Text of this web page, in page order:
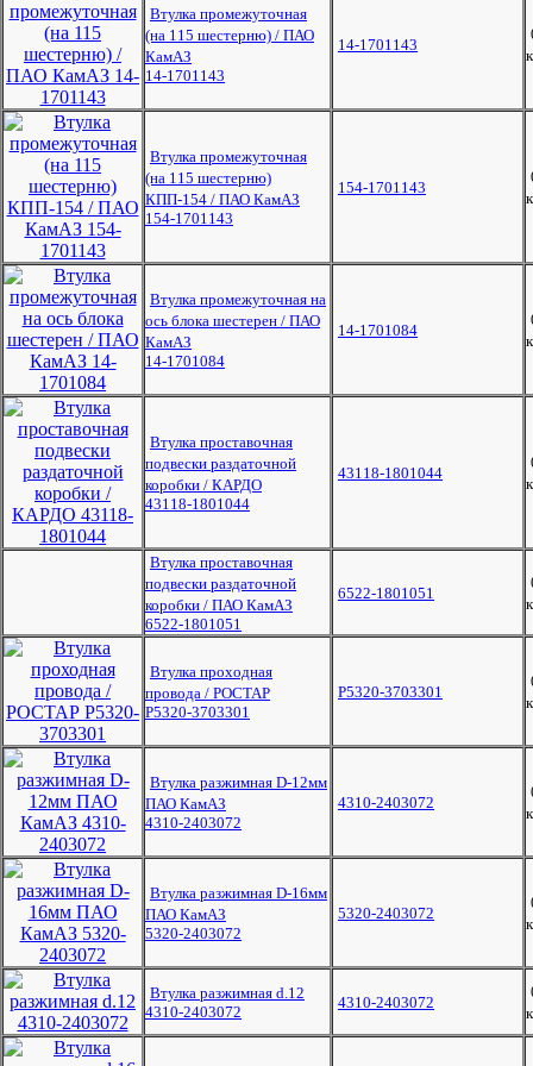
Втулка промежуточная
(на 115 шестерню) / ПАО
КамАЗ
14-1701143
14-1701143
Втулка промежуточная
(на 115 шестерню)
КПП-154 / ПАО КамАЗ
154-1701143
154-1701143
Втулка промежуточная на
ось блока шестерен / ПАО
КамАЗ
14-1701084
14-1701084
Втулка проставочная
подвески раздаточной
коробки / КАРДО
43118-1801044
43118-1801044
Втулка проставочная
подвески раздаточной
коробки / ПАО КамАЗ
6522-1801051
6522-1801051
Втулка проходная
провода / РОСТАР
Р5320-3703301
Р5320-3703301
Втулка разжимная D-12мм
ПАО КамАЗ
4310-2403072
4310-2403072
Втулка разжимная D-16мм
ПАО КамАЗ
5320-2403072
5320-2403072
Втулка разжимная d.12
4310-2403072
4310-2403072